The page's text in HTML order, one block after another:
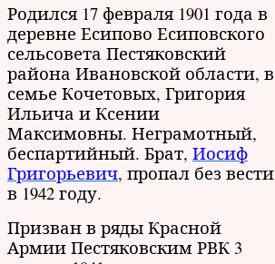
Родился 17 февраля 1901 года в
деревне Есипово Есиповского
сельсовета Пестяковский
района Ивановской области, в
семье Кочетовых, Григория
Ильича и Ксении
Максимовны. Неграмотный,
беспартийный. Брат, Иосиф
Григорьевич, пропал без вести
в 1942 году.
Призван в ряды Красной
Армии Пестяковским РВК 3